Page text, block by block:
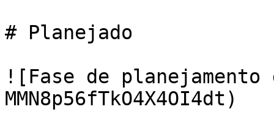
# Planejado
![Fase de
MMN8p56fTkO4X4OI4dt)